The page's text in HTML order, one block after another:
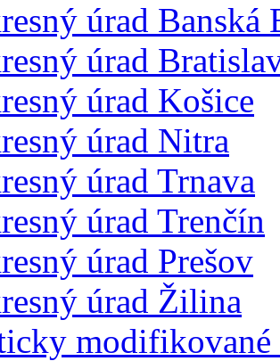
úrad Banská
úrad
úrad Košice
úrad Nitra
úrad Trnava
úrad Trenčín
úrad Prešov
úrad Žilina